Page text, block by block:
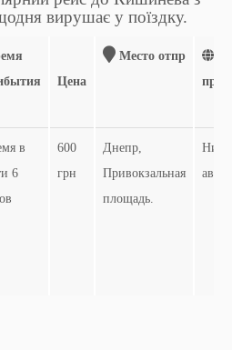
вирушає у поїздку.
Цена
Место отпр
в
6
600
грн
Днепр,
Привокзальная
площадь.